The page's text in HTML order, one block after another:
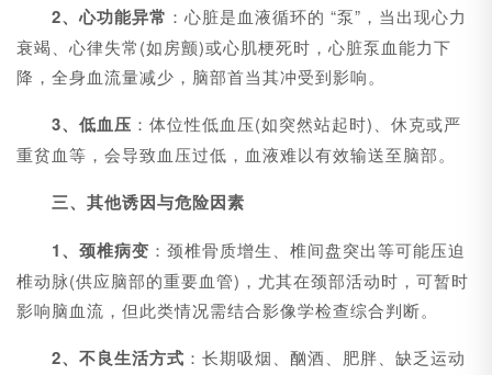
2、心功能异常 ：心脏是血液循环的 “泵”，当出现心力
衰竭、心律失常(如房颤)或心肌梗死时，心脏泵血能力下
降，全身血流量减少，脑部首当其冲受到影响。
3、低血压 ：体位性低血压(如突然站起时)、休克或严
重贫血等，会导致血压过低，血液难以有效输送至脑部。
三、其他诱因与危险因素
1、颈椎病变 ：颈椎骨质增生、椎间盘突出等可能压迫
椎动脉(供应脑部的重要血管)，尤其在颈部活动时，可暂时
影响脑血流，但此类情况需结合影像学检查综合判断。
2、不良生活方式 ：长期吸烟、酗酒、肥胖、缺乏运动